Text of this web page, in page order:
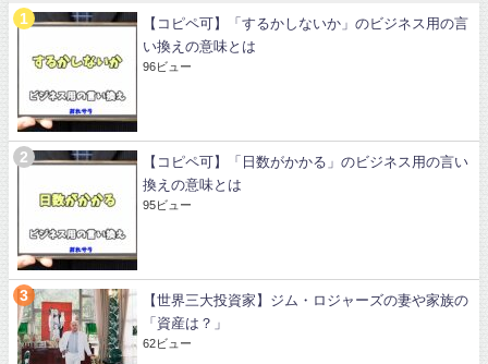
【コピペ可】「するかしないか」のビジネス用の言
い換えの意味とは
96ビュー
【コピペ可】「日数がかかる」のビジネス用の言い
換えの意味とは
95ビュー
【世界三大投資家】ジム・ロジャーズの妻や家族の
「資産は？」
62ビュー